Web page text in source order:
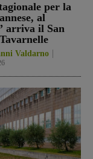
per la
al
arriva il San
Valdarno